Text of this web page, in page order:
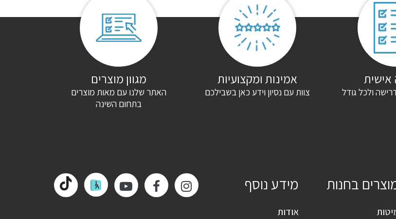
ולכל גודל
אמינות ומקצועיות
צוות עם נסיון וידע כאן בשבילכם
מגוון מוצרים
האתר שלנו עם מאות מוצרים
בתחום השינה
בחנות מידע נוסף
אודות